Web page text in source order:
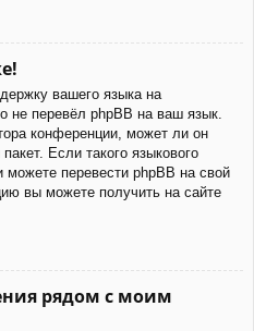
вашего языка на
не перевёл phpBB на ваш язык.
конференции, может ли он
Если такого языкового
можете перевести phpBB на свой
вы можете получить на сайте
рядом с моим